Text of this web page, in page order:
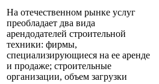
На отечественном рынке услуг
преобладает два вида
арендодателей строительной
техники: фирмы,
специализирующиеся на ее аренде
и продаже; строительные
организации, объем загрузки